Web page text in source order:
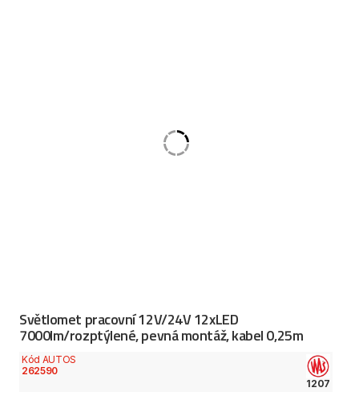
Světlomet pracovní 12V/24V 12xLED
7000lm/rozptýlené, pevná montáž, kabel 0,25m
Kód AUTOS
262590
1207